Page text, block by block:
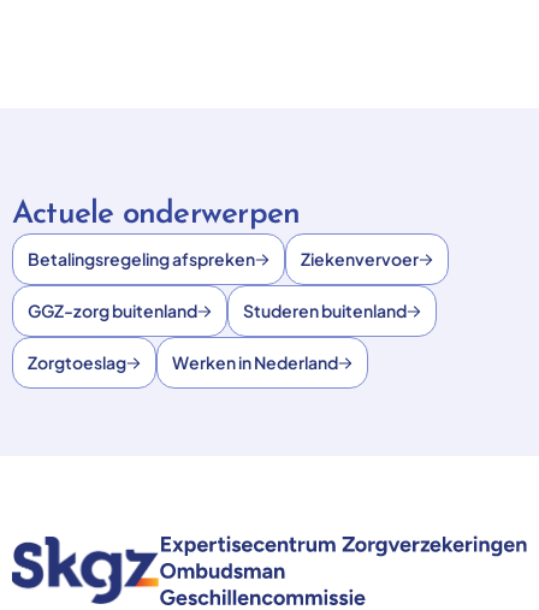
Actuele onderwerpen
Betalingsregeling afspreken Ziekenvervoer
GGZ-zorg buitenland Studeren buitenland
Zorgtoeslag Werken in Nederland